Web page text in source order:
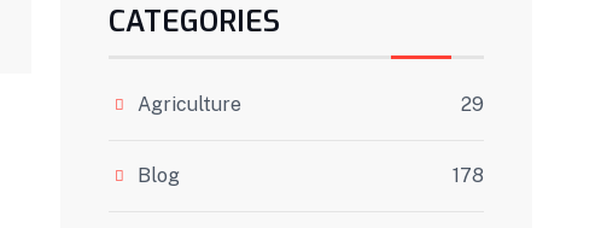
CATEGORIES
Agriculture 29
Blog 178